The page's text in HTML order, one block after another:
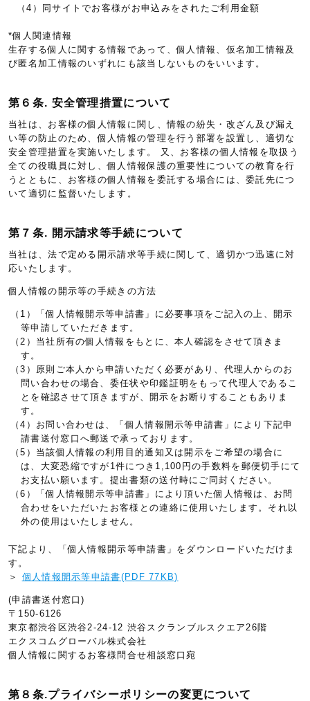
（4）同サイトでお客様がお申込みをされたご利用金額
*個人関連情報
生存する個人に関する情報であって、個人情報、仮名加工情報及
び匿名加工情報のいずれにも該当しないものをいいます。
第６条. 安全管理措置について
当社は、お客様の個人情報に関し、情報の紛失・改ざん及び漏え
い等の防止のため、個人情報の管理を行う部署を設置し、適切な
安全管理措置を実施いたします。 又、お客様の個人情報を取扱う
全ての役職員に対し、個人情報保護の重要性についての教育を行
うとともに、お客様の個人情報を委託する場合には、委託先につ
いて適切に監督いたします。
第７条. 開示請求等手続について
当社は、法で定める開示請求等手続に関して、適切かつ迅速に対
応いたします。
個人情報の開示等の手続きの方法
（1）「個人情報開示等申請書」に必要事項をご記入の上、開示
等申請していただきます。
（2）当社所有の個人情報をもとに、本人確認をさせて頂きま
す。
（3）原則ご本人から申請いただく必要があり、代理人からのお
問い合わせの場合、委任状や印鑑証明をもって代理人であるこ
とを確認させて頂きますが、開示をお断りすることもありま
す。
（4）お問い合わせは、「個人情報開示等申請書」により下記申
請書送付窓口へ郵送で承っております。
（5）当該個人情報の利用目的通知又は開示をご希望の場合に
は、大変恐縮ですが1件につき1,100円の手数料を郵便切手にて
お支払い願います。提出書類の送付時にご同封ください。
（6）「個人情報開示等申請書」により頂いた個人情報は、お問
合わせをいただいたお客様との連絡に使用いたします。それ以
外の使用はいたしません。
下記より、「個人情報開示等申請書」をダウンロードいただけま
す。
＞ 個人情報開示等申請書(PDF 77KB)
(申請書送付窓口)
〒150-6126
東京都渋谷区渋谷2-24-12 渋谷スクランブルスクエア26階
エクスコムグローバル株式会社
個人情報に関するお客様問合せ相談窓口宛
第８条.プライバシーポリシーの変更について